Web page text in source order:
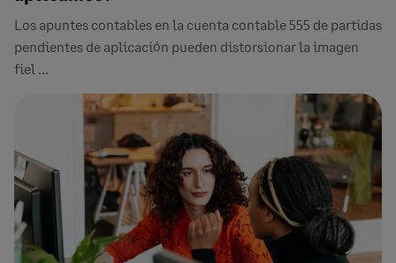
Los apuntes contables en la cuenta contable 555 de partidas
pendientes de aplicación pueden distorsionar la imagen
fiel ...